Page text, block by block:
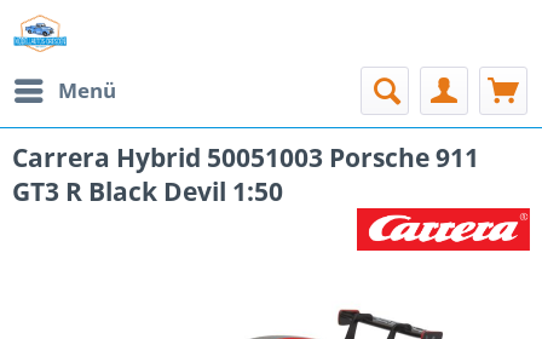
Menü
Carrera Hybrid 50051003 Porsche 911
GT3 R Black Devil 1:50